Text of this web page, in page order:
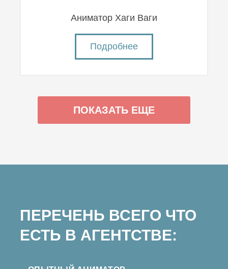
Аниматор Хаги Ваги
Подробнее
ПОКАЗАТЬ ЕЩЕ
ПЕРЕЧЕНЬ ВСЕГО ЧТО
ЕСТЬ В АГЕНТСТВЕ: